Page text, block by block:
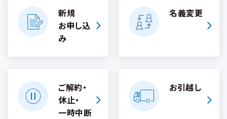
新規
お申し込
み
名義変更
ご解約・
休止・
一時中断
お引越し